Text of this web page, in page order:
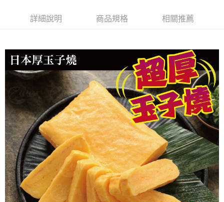
詳細說明 商品規格 相關推薦